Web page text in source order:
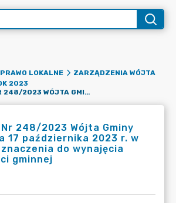
PRAWO LOKALNE
ZARZĄDZENIA WÓJTA
2023
ZARZĄDZENIE NR 248/2023 WÓJTA GMINY RASZYN Z DNIA 17 PAŹDZIERNIKA 2023 R. W SPRAWIE PRZEZNACZENIA DO WYNAJĘCIA NIERUCHOMOŚCI GMINNEJ
248/2023 Wójta Gminy
17 października 2023 r. w
do wynajęcia
gminnej